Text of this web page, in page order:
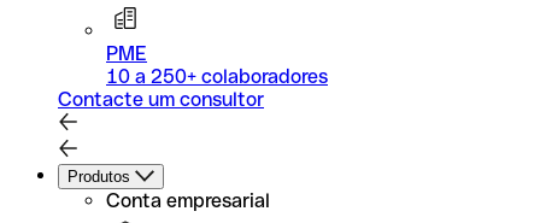
PME
10 a 250+ colaboradores
Contacte um consultor
Produtos
Conta empresarial